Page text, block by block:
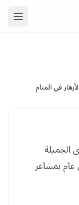
فتح
في المنام
الجميلة
عام بمشاعر